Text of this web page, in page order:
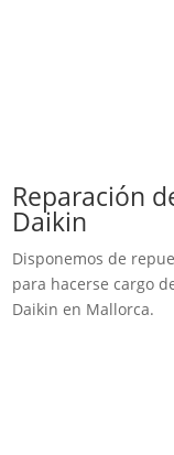
Reparación
Daikin
Disponemos de
para hacerse cargo
Daikin en Mallorca.